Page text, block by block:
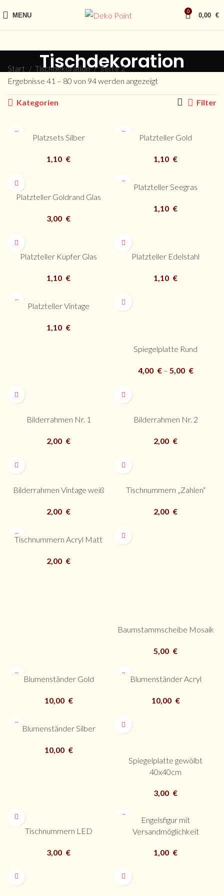
MENU 0 0,00 €
Tischdekoration
Start Tischdekoration
Seite 2
Ergebnisse 41 – 80 von 94 werden angezeigt
Kategorien Filter
Platzsets Silber
1,10 €
Platzteller Gold
1,10 €
Platzteller Goldrand Glas
3,00 €
Platzteller Seegras
1,10 €
Platzteller Kupfer Glas
1,10 €
Platzteller Edelstahl
1,10 €
Platzteller Vintage
1,10 €
Spiegelplatte Rund
4,00 €– 5,00 €
Bilderrahmen Nr. 1
2,00 €
Bilderrahmen Nr. 2
2,00 €
Bilderrahmen Vintage weiß
2,00 €
Tischnummern „Zahlen“
2,00 €
Tischnummern Acryl Matt
2,00 €
Baumstammscheibe Mosaik
5,00 €
Blumenständer Gold
10,00 €
Blumenständer Acryl
10,00 €
Blumenständer Silber
10,00 €
Spiegelplatte gewölbt
40x40cm
3,00 €
Tischnummern LED
3,00 €
Engelsfigur mit
Versandmöglichkeit
1,00 €